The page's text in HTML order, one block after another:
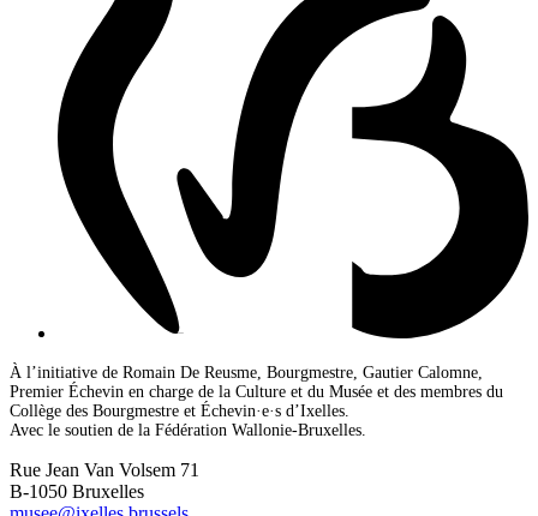
À l’initiative de Romain De Reusme, Bourgmestre, Gautier Calomne,
Premier Échevin en charge de la Culture et du Musée et des membres du
Collège des Bourgmestre et Échevin·e·s d’Ixelles.
Avec le soutien de la Fédération Wallonie-Bruxelles.
Rue Jean Van Volsem 71
B-1050 Bruxelles